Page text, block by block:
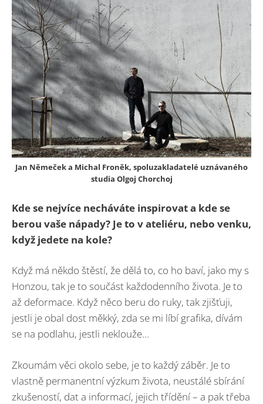
Jan Němeček a Michal Froněk, spoluzakladatelé uznávaného
studia Olgoj Chorchoj
Kde se nejvíce necháváte inspirovat a kde se
berou vaše nápady? Je to v ateliéru, nebo venku,
když jedete na kole?
Když má někdo štěstí, že dělá to, co ho baví, jako my s
Honzou, tak je to součást každodenního života. Je to
až deformace. Když něco beru do ruky, tak zjišťuji,
jestli je obal dost měkký, zda se mi líbí grafika, dívám
se na podlahu, jestli neklouže…
Zkoumám věci okolo sebe, je to každý záběr. Je to
vlastně permanentní výzkum života, neustálé sbírání
zkušeností, dat a informací, jejich třídění – a pak třeba